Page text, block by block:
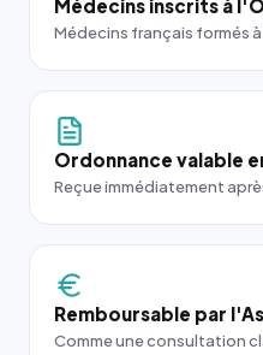
Médecins inscrits à
Médecins français formés
Ordonnance valable
Reçue immédiatement
Remboursable par
Comme une consultation